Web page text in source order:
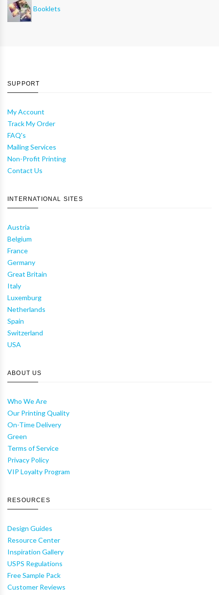
Booklets
SUPPORT
My Account
Track My Order
FAQ's
Mailing Services
Non-Profit Printing
Contact Us
INTERNATIONAL SITES
Austria
Belgium
France
Germany
Great Britain
Italy
Luxemburg
Netherlands
Spain
Switzerland
USA
ABOUT US
Who We Are
Our Printing Quality
On-Time Delivery
Green
Terms of Service
Privacy Policy
VIP Loyalty Program
RESOURCES
Design Guides
Resource Center
Inspiration Gallery
USPS Regulations
Free Sample Pack
Customer Reviews